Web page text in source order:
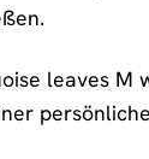
leaves